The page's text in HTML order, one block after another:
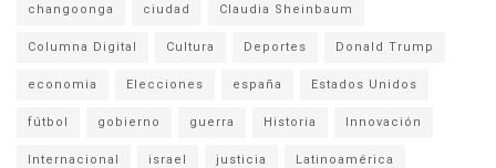
changoonga ciudad Claudia Sheinbaum
Columna Digital Cultura Deportes Donald Trump
economia Elecciones españa Estados Unidos
fútbol gobierno guerra Historia Innovación
Internacional israel justicia Latinoamérica